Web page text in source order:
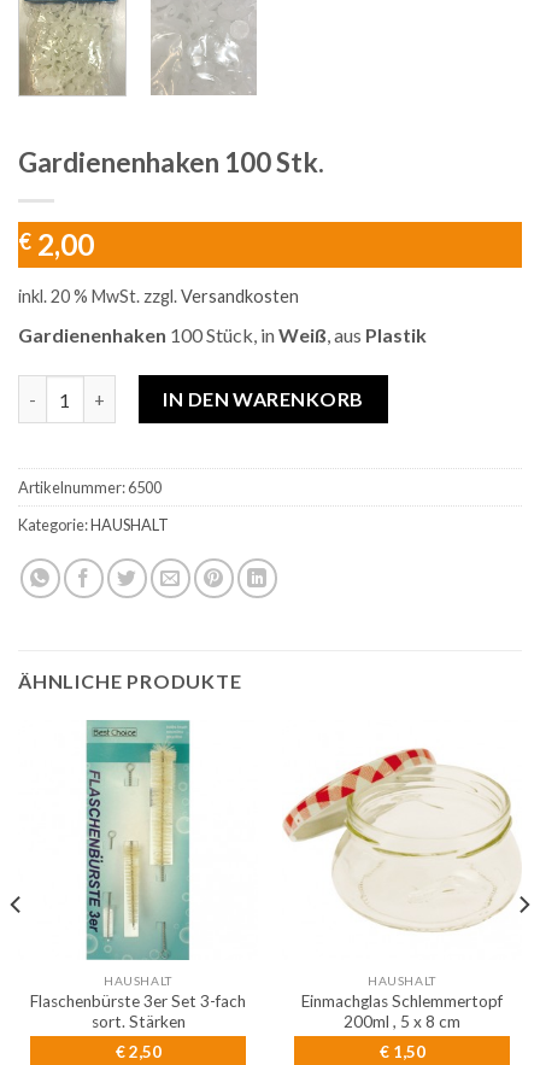
Gardienenhaken 100 Stk.
€ 2,00
inkl. 20 % MwSt. zzgl.Versandkosten
Gardienenhaken 100 Stück, inWeiß, aus Plastik
IN DEN WARENKORB
Artikelnummer:6500
Kategorie:HAUSHALT
ÄHNLICHE PRODUKTE
HAUSHALT
Flaschenbürste 3er Set 3-fach
sort. Stärken
€2,50
HAUSHALT
Einmachglas Schlemmertopf
200ml , 5 x 8 cm
€1,50